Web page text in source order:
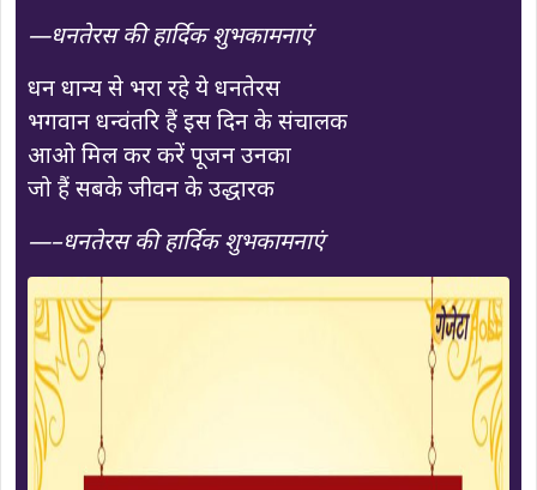
—धनतेरस की हार्दिक शुभकामनाएं
धन धान्य से भरा रहे ये धनतेरस
भगवान धन्वंतरि हैं इस दिन के संचालक
आओ मिल कर करें पूजन उनका
जो हैं सबके जीवन के उद्धारक
—–धनतेरस की हार्दिक शुभकामनाएं